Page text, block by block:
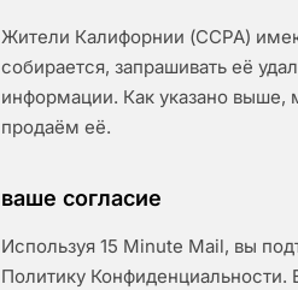
Жители Калифорнии (CCPA)
собирается, запрашивать её
информации. Как указано
продаём её.
ваше согласие
Используя 15 Minute Mail, вы
Политику Конфиденциальности.